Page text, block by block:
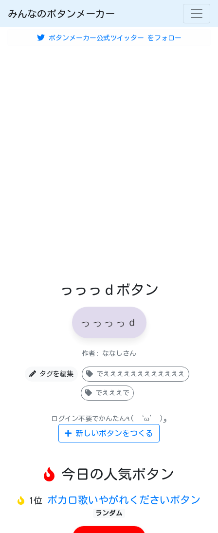
みんなのボタンメーカー
ボタンメーカー公式ツイッター をフォロー
っっっｄボタン
っっっっｄ
作者: ななしさん
タグを編集 でええええええええええええ
でえええで
ログイン不要でかんたん٩( ‘ω’ )و
新しいボタンをつくる
今日の人気ボタン
1位 ボカロ歌いやがれくださいボタン
ランダム